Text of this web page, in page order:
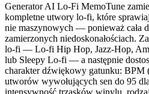
Generator AI Lo-Fi MemoTune
kompletne utwory lo-fi, które
nie maszynowych — ponieważ cała
zamierzonych niedoskonałościach.
lo-fi — Lo-fi Hip Hop, Jazz-Hop,
lub Sleepy Lo-fi — a następnie
charakter dźwiękowy gatunku: BPM
utworów wywołujących sen do 95
intensywność trzasków winylu,